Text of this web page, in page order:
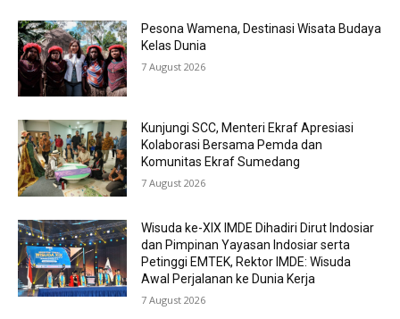
Pesona Wamena, Destinasi Wisata Budaya
Kelas Dunia
7 August 2026
Kunjungi SCC, Menteri Ekraf Apresiasi
Kolaborasi Bersama Pemda dan
Komunitas Ekraf Sumedang
7 August 2026
Wisuda ke-XIX IMDE Dihadiri Dirut Indosiar
dan Pimpinan Yayasan Indosiar serta
Petinggi EMTEK, Rektor IMDE: Wisuda
Awal Perjalanan ke Dunia Kerja
7 August 2026